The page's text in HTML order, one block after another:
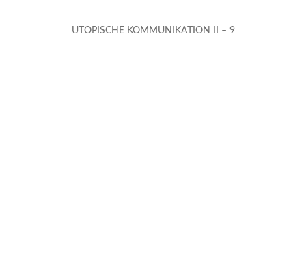
UTOPISCHE KOMMUNIKATION II – 9